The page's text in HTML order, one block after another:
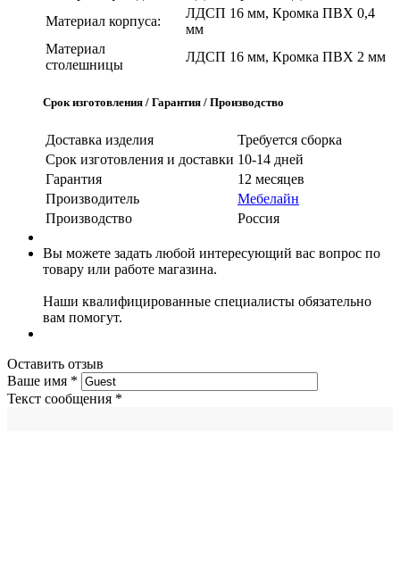
Материал корпуса:
ЛДСП 16 мм, Кромка ПВХ 0,4
мм
Материал
столешницы
ЛДСП 16 мм, Кромка ПВХ 2 мм
Срок изготовления / Гарантия / Производство
Доставка изделия
Требуется сборка
Срок изготовления и доставки 10-14 дней
Гарантия
12 месяцев
Производитель
Мебелайн
Производство
Россия
Вы можете задать любой интересующий вас вопрос по
товару или работе магазина.
Наши квалифицированные специалисты обязательно
вам помогут.
Оставить отзыв
Ваше имя *
Текст сообщения *